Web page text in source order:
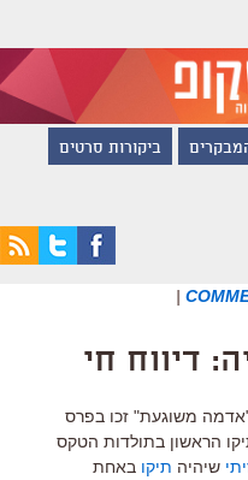
ביקורות סרטים
|
דיווח חי
"אדמה משוגעת" זכו בפרס
הראשון בתולדות הטקס
שיהיה תיקו באחת